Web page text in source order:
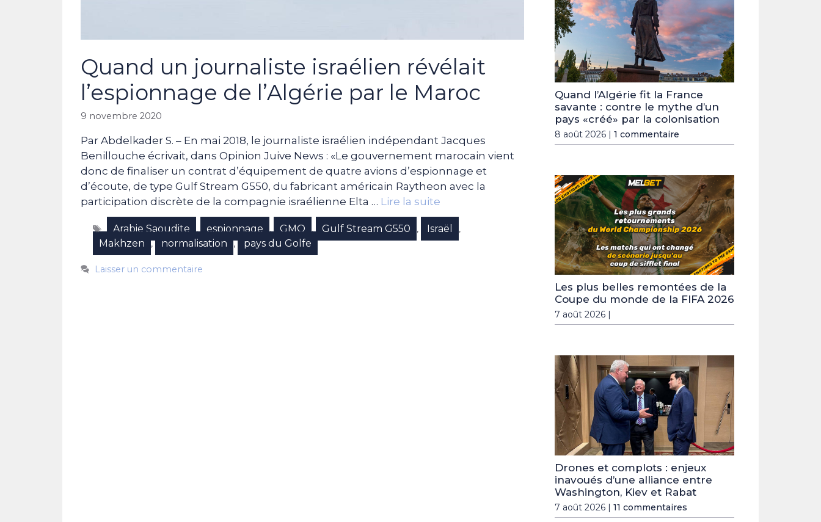
Quand un journaliste israélien révélait
l’espionnage de l’Algérie par le Maroc
9 novembre 2020
Par Abdelkader S. – En mai 2018, le journaliste israélien indépendant Jacques
Benillouche écrivait, dans Opinion Juive News : «Le gouvernement marocain vient
donc de finaliser un contrat d’équipement de quatre avions d’espionnage et
d’écoute, de type Gulf Stream G550, du fabricant américain Raytheon avec la
participation discrète de la compagnie israélienne Elta … Lire la suite
Étiquettes
Arabie Saoudite , espionnage , GMO , Gulf Stream G550 , Israël ,
Makhzen , normalisation , pays du Golfe
Laisser un commentaire
Quand l’Algérie fit la France
savante : contre le mythe d’un
pays «créé» par la colonisation
8 août 2026 | 1 commentaire
Les plus belles remontées de la
Coupe du monde de la FIFA 2026
7 août 2026 |
Drones et complots : enjeux
inavoués d’une alliance entre
Washington, Kiev et Rabat
7 août 2026 | 11 commentaires